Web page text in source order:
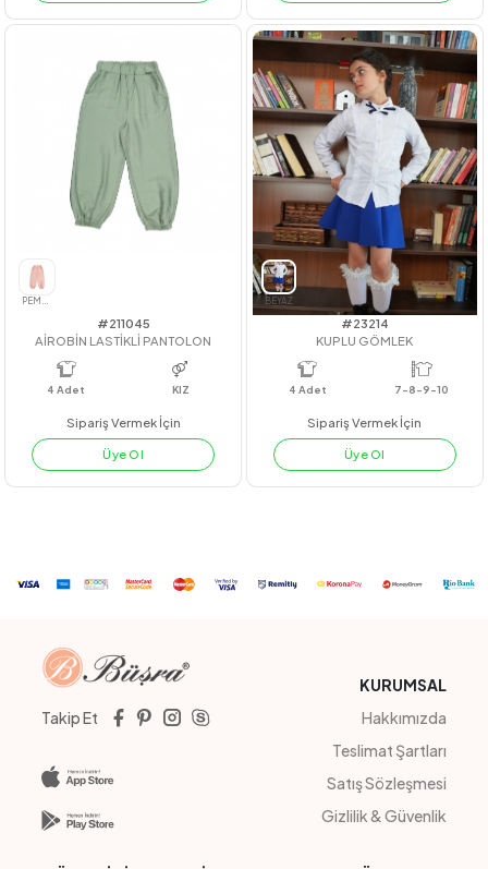
DENVER ELBİSE
Adet
Sipariş Vermek İçin
Üye Ol
#24204
BEL GİPELİ GÖMLEK
4Adet 7-8-9-10
Sipariş Vermek İçin
Üye Ol
Üye Ol
Üye Ol
Takip Et
KURUMSAL
Hakkımızda
Teslimat Şartları
Satış Sözleşmesi
Gizlilik & Güvenlik